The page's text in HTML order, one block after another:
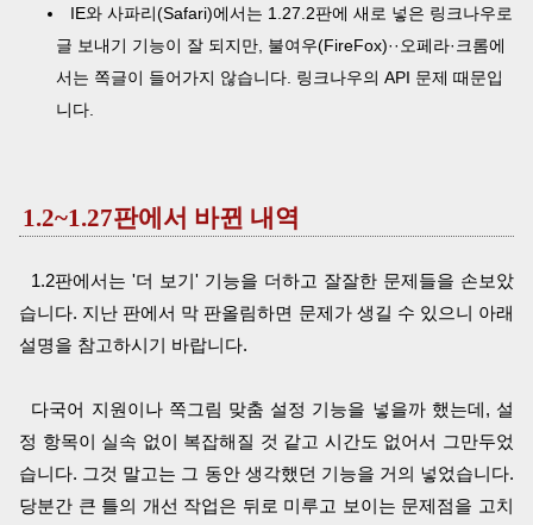
IE와 사파리(Safari)에서는 1.27.2판에 새로 넣은 링크나우로
글 보내기 기능이 잘 되지만, 불여우(FireFox)··오페라·크롬에
서는 쪽글이 들어가지 않습니다. 링크나우의 API 문제 때문입
니다.
1.2~1.27판에서 바뀐 내역
1.2판에서는 '더 보기' 기능을 더하고 잘잘한 문제들을 손보았
습니다. 지난 판에서 막 판올림하면 문제가 생길 수 있으니 아래
설명을 참고하시기 바랍니다.
다국어 지원이나 쪽그림 맞춤 설정 기능을 넣을까 했는데, 설
정 항목이 실속 없이 복잡해질 것 같고 시간도 없어서 그만두었
습니다. 그것 말고는 그 동안 생각했던 기능을 거의 넣었습니다.
당분간 큰 틀의 개선 작업은 뒤로 미루고 보이는 문제점을 고치